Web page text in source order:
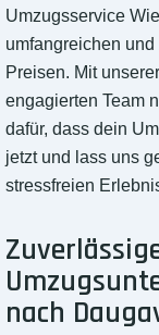
Umzugsservice
umfangreichen
Preisen. Mit
engagierten Team
dafür, dass dein
jetzt und lass uns
stressfreien
nach